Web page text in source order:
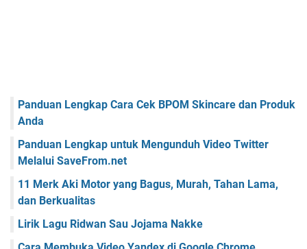
Panduan Lengkap Cara Cek BPOM Skincare dan Produk
Anda
Panduan Lengkap untuk Mengunduh Video Twitter
Melalui SaveFrom.net
11 Merk Aki Motor yang Bagus, Murah, Tahan Lama,
dan Berkualitas
Lirik Lagu Ridwan Sau Jojama Nakke